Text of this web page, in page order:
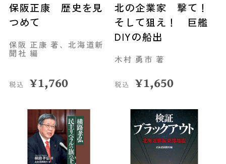
保阪正康 歴史を見
つめて
保阪 正康 著、北海道新
聞社 編
税込 ¥1,760
北の企業家 撃て！
そして狙え！ 巨艦
DIYの船出
木村 勇市 著
税込 ¥1,650